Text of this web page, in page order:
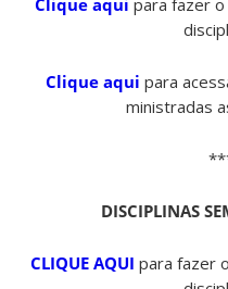
Clique aqui para
ministradas
DISCIPLINAS
CLIQUE AQUI para fazer